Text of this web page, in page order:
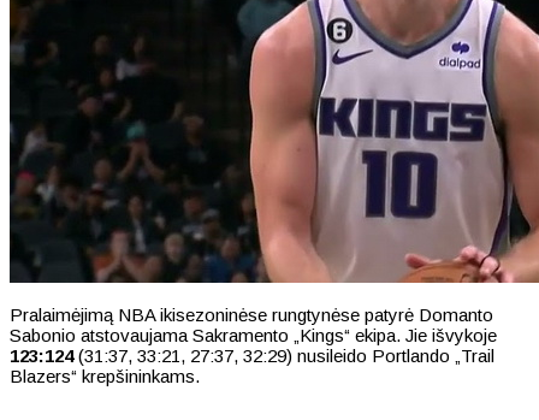
Pralaimėjimą NBA ikisezoninėse rungtynėse patyrė Domanto
Sabonio atstovaujama Sakramento „Kings“ ekipa. Jie išvykoje
123:124(31:37, 33:21, 27:37, 32:29) nusileido Portlando „Trail
Blazers“ krepšininkams.